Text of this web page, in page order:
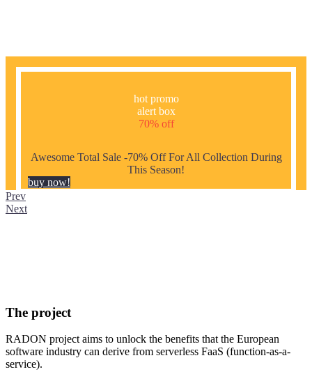
hot promo
alert box
70% off
Awesome Total Sale -70% Off For All Collection During
This Season!
buy now!
Prev
Next
The project
RADON project aims to unlock the benefits that the European
software industry can derive from serverless FaaS (function-as-a-
service).